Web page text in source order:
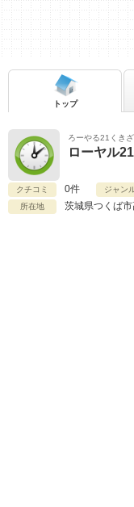
ろーやる21くきざ
ローヤル
クチコミ 0件 ジャン
所在地 茨城県つくば
トップ